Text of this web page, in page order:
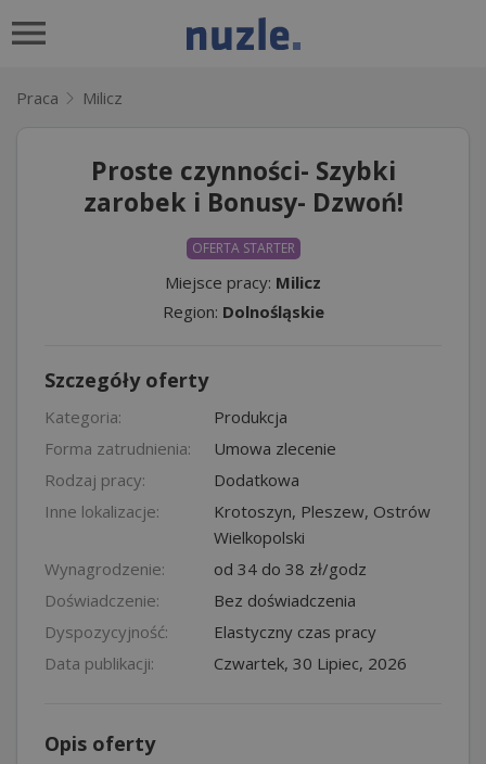
Praca Milicz
Proste czynności- Szybki
zarobek i Bonusy- Dzwoń!
OFERTA STARTER
Miejsce pracy: Milicz
Region: Dolnośląskie
Szczegóły oferty
Kategoria:
Produkcja
Forma zatrudnienia:
Umowa zlecenie
Rodzaj pracy:
Dodatkowa
Inne lokalizacje:
Krotoszyn, Pleszew, Ostrów
Wielkopolski
Wynagrodzenie:
od 34 do 38 zł/godz
Doświadczenie:
Bez doświadczenia
Dyspozycyjność:
Elastyczny czas pracy
Data publikacji:
Czwartek, 30 Lipiec, 2026
Opis oferty